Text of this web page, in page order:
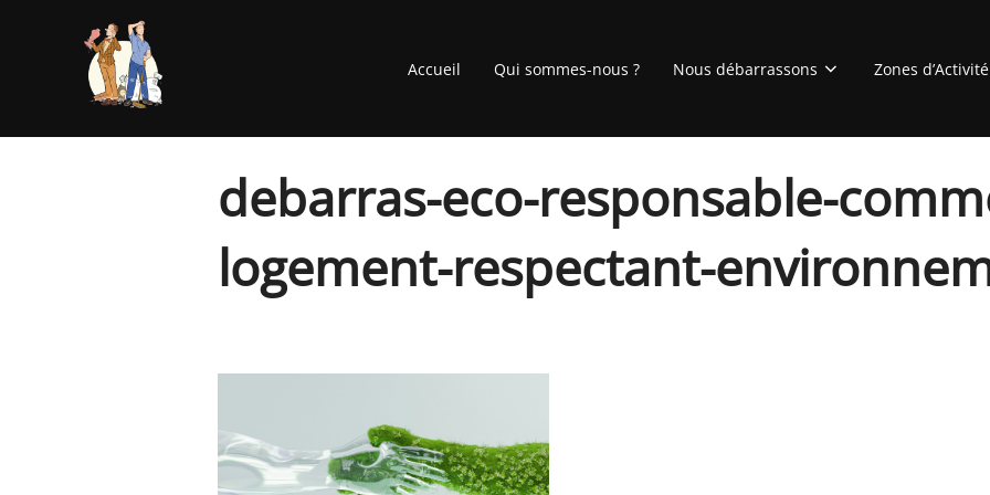
Accueil Qui sommes-nous ? Nous débarrassons Zones d’Activité
debarras-eco-responsable-
logement-respectant-